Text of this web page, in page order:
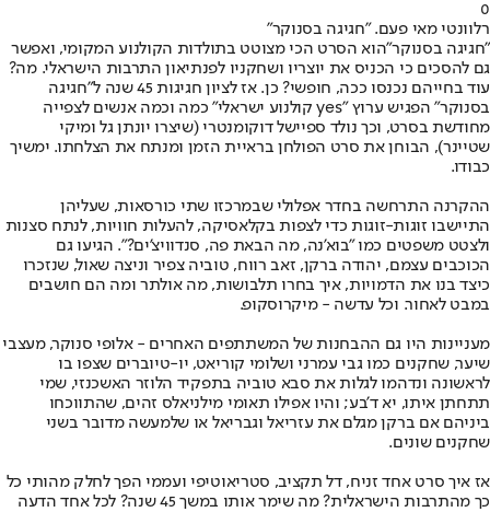
0
רלוונטי מאי פעם. "חגיגה בסנוקר"
"חגיגה בסנוקר"הוא הסרט הכי מצוטט בתולדות הקולנוע המקומי, ואפשר
גם להסכים כי הכניס את יוצריו ושחקניו לפנתיאון התרבות הישראלי. מה?
עוד בחייהם נכנסו ככה, חופשי? כן. אז לציון חגיגות ‭ 45‬שנה ל"חגיגה
בסנוקר" הפגיש ערוץ ‭yes"‬ קולנוע ישראלי" כמה וכמה אנשים לצפייה
מחודשת בסרט, וכך נולד ספיישל דוקומנטרי (שיצרו יונתן גל ומיקי
שטיינר), הבוחן את סרט הפולחן בראיית הזמן ומנתח את הצלחתו. ימשיך
כבודו.
ההקרנה התרחשה בחדר אפלולי שבמרכזו שתי כורסאות, שעליהן
התיישבו זוגות-זוגות כדי לצפות בקלאסיקה, להעלות חוויות, לנתח סצנות
ולצטט משפטים כמו "בוא'נה, מה הבאת פה, סנדוויצ'ים?". הגיעו גם
הכוכבים עצמם, יהודה ברקן, זאב רווח, טוביה צפיר וניצה שאול, שנזכרו
כיצד בנו את הדמויות, איך בחרו תלבושות, מה אולתר ומה הם חושבים
במבט לאחור. וכל עדשה - מיקרוסקופ.
מעניינות היו גם ההבחנות של המשתתפים האחרים - אלופי סנוקר, מעצבי
שיער, שחקנים כמו גבי עמרני ושלומי קוריאט, יו-טיוברים שצפו בו
לראשונה ונדהמו לגלות את סבא טוביה בתפקיד הלוזר האשכנזי, שמי
תתחתן איתו, יא ד'בע; והיו אפילו תאומי מילניאלס זהים, שהתווכחו
ביניהם אם ברקן מגלם את עזריאל וגבריאל או שלמעשה מדובר בשני
שחקנים שונים.
אז איך סרט אחד זניח, דל תקציב, סטריאוטיפי ועממי הפך לחלק מהותי כל
כך מהתרבות הישראלית? מה שימר אותו במשך ‭45‬ שנה? לכל אחד הדעה